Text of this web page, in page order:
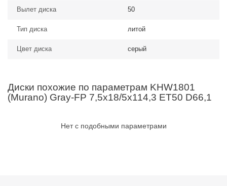
Вылет диска 50
Тип диска литой
Цвет диска серый
Диски похожие по параметрам KHW1801
(Murano) Gray-FP 7,5x18/5x114,3 ET50 D66,1
Нет с подобными параметрами